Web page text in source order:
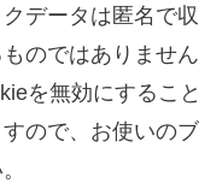
データは匿名で
のではありません
を無効にするこ
ので、お使いの